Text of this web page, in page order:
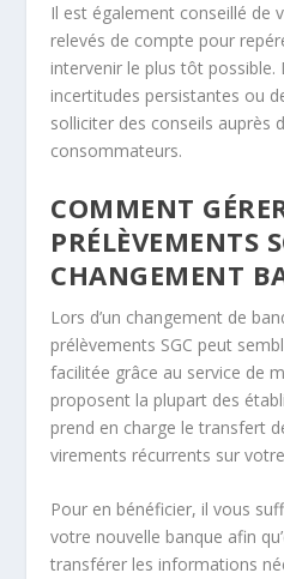
Il est également conseillé de
relevés de compte pour
intervenir le plus tôt possible.
incertitudes persistantes ou
solliciter des conseils auprès
consommateurs.
COMMENT
PRÉLÈVEMENTS
CHANGEMENT
Lors d’un changement de
prélèvements SGC peut
facilitée grâce au service de
proposent la plupart des
prend en charge le transfert
virements récurrents sur
Pour en bénéficier, il vous
votre nouvelle banque afin
transférer les informations